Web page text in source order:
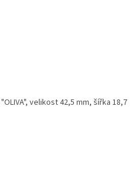
velikost 42,5 mm, šířka 18,7